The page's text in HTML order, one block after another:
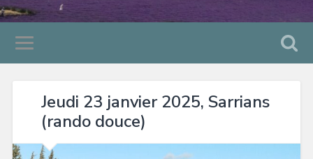
Jeudi 23 janvier 2025, Sarrians
(rando douce)